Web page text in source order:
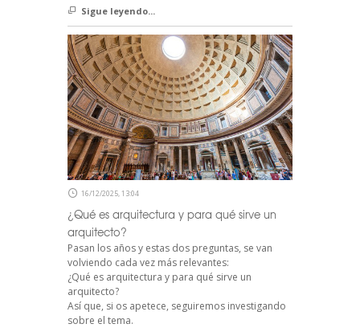
Sigue leyendo...
16/12/2025, 13:04
¿Qué es arquitectura y para qué sirve un
arquitecto?
Pasan los años y estas dos preguntas, se van
volviendo cada vez más relevantes:
¿Qué es arquitectura y para qué sirve un
arquitecto?
Así que, si os apetece, seguiremos investigando
sobre el tema.